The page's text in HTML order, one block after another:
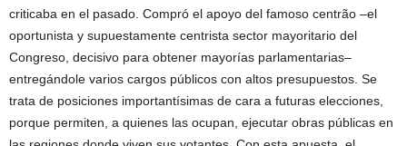
criticaba en el pasado. Compró el apoyo del famoso centrão –el
oportunista y supuestamente centrista sector mayoritario del
Congreso, decisivo para obtener mayorías parlamentarias–
entregándole varios cargos públicos con altos presupuestos. Se
trata de posiciones importantísimas de cara a futuras elecciones,
porque permiten, a quienes las ocupan, ejecutar obras públicas en